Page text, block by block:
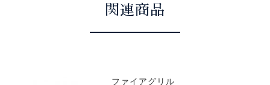
関連商品
ファイアグリル